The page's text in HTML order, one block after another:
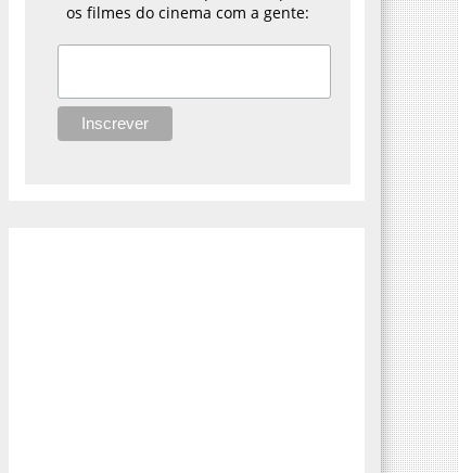
os filmes do cinema com a gente: